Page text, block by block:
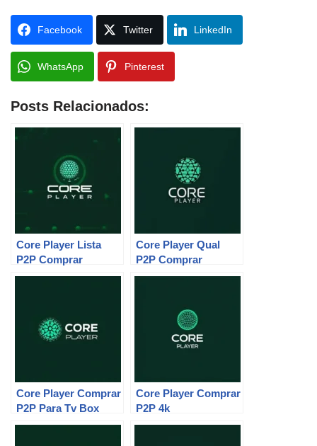
Facebook Twitter LinkedIn
WhatsApp Pinterest
Posts Relacionados:
Core Player Lista
P2P Comprar
Core Player Qual
P2P Comprar
Core Player Comprar
P2P Para Tv Box
Core Player Comprar
P2P 4k